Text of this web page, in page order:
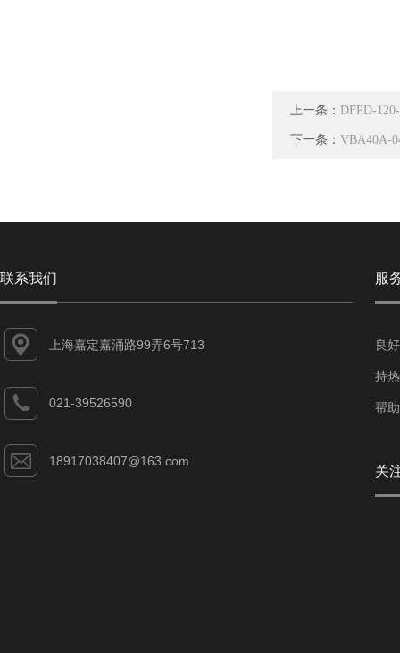
上一条： DFPD-
下一条： VBA40A-
联系我们
上海嘉定嘉涌路99弄6号713
021-39526590
18917038407@163.com
服
良
持
帮
关